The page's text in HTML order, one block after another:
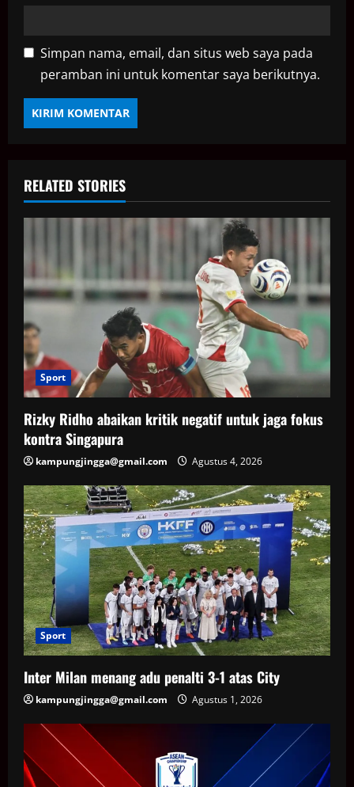
Simpan nama, email, dan situs web saya pada
peramban ini untuk komentar saya berikutnya.
RELATED STORIES
Sport
Rizky Ridho abaikan kritik negatif untuk jaga fokus
kontra Singapura
kampungjingga@gmail.com Agustus 4, 2026
Sport
Inter Milan menang adu penalti 3-1 atas City
kampungjingga@gmail.com Agustus 1, 2026